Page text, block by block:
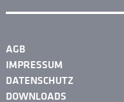
AGB
IMPRESSUM
DATENSCHUTZ
DOWNLOADS